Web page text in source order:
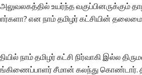
உயர்ந்த வகுப்பினருக்கும்
என நாம் தமிழர் கட்சியின்
நாம் தமிழர் கட்சி நிர்வாகி இல்ல
சீமான் கலந்து கொண்டார்.